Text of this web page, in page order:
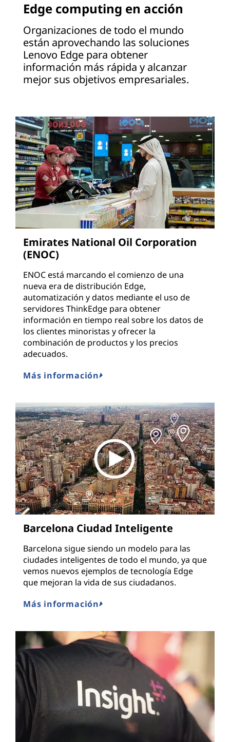
Edge computing en acción
Organizaciones de todo el mundo
están aprovechando las soluciones
Lenovo Edge para obtener
información más rápida y alcanzar
mejor sus objetivos empresariales.
Emirates National Oil Corporation
(ENOC)
ENOC está marcando el comienzo de una
nueva era de distribución Edge,
automatización y datos mediante el uso de
servidores ThinkEdge para obtener
información en tiempo real sobre los datos de
los clientes minoristas y ofrecer la
combinación de productos y los precios
adecuados.
Más información
Barcelona Ciudad Inteligente
Barcelona sigue siendo un modelo para las
ciudades inteligentes de todo el mundo, ya que
vemos nuevos ejemplos de tecnología Edge
que mejoran la vida de sus ciudadanos.
Más información